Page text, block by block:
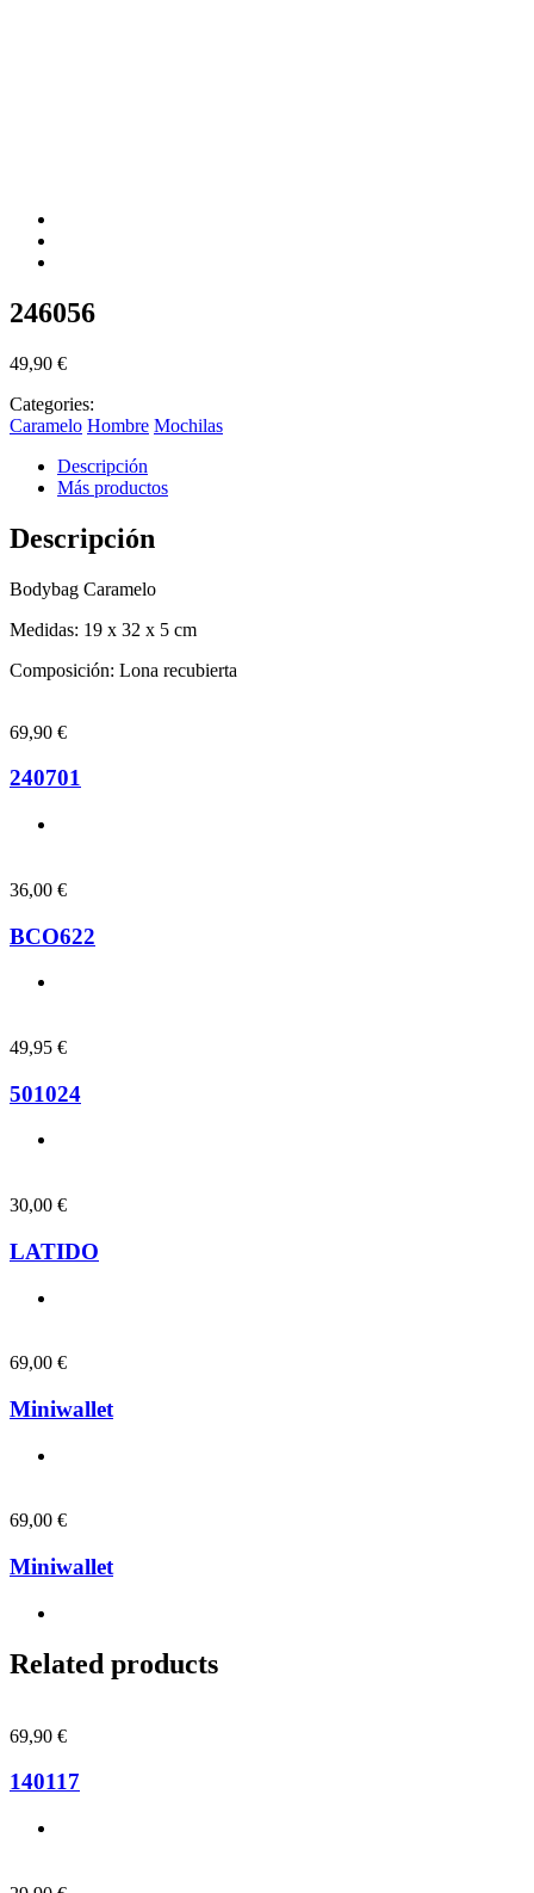
246056
49,90 €
Categories:
Caramelo Hombre Mochilas
Descripción
Más productos
Descripción
Bodybag Caramelo
Medidas: 19 x 32 x 5 cm
Composición: Lona recubierta
69,90 €
240701
36,00 €
BCO622
49,95 €
501024
30,00 €
LATIDO
69,00 €
Miniwallet
69,00 €
Miniwallet
Related products
69,90 €
140117